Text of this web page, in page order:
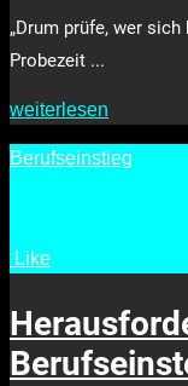
„Drum prüfe, wer
Probezeit ...
weiterlesen
Berufseinstieg
Like